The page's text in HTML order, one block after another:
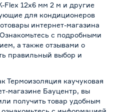
Flex 12х6 мм 2 м и другие
для кондиционеров
интернет-магазина
с подробными
а также отзывами о
правильный выбор и
Термоизоляция каучуковая
магазине Бауцентр, вы
получить товар удобным